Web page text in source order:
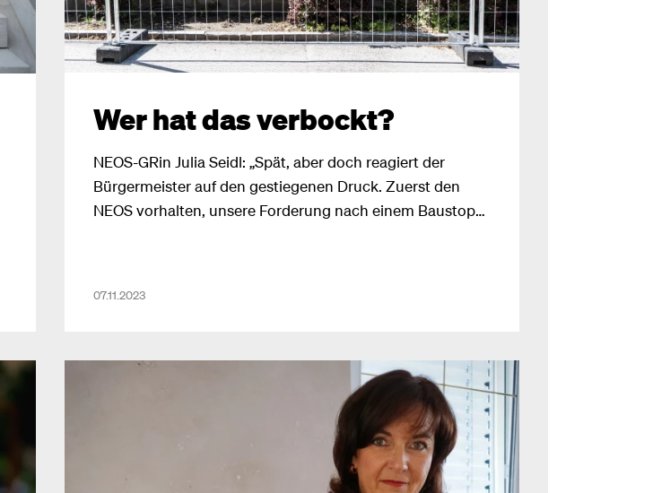
Wer hat das verbockt?
NEOS-GRin Julia Seidl: „Spät, aber doch reagiert der
Bürgermeister auf den gestiegenen Druck. Zuerst den
NEOS vorhalten, unsere Forderung nach einem Baustopp
07.11.2023